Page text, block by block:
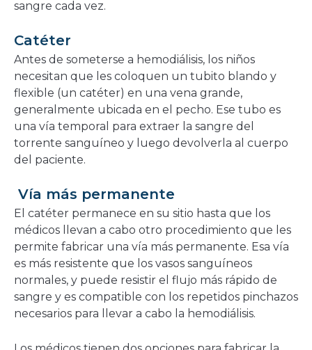
sangre cada vez.
Catéter
Antes de someterse a hemodiálisis, los niños
necesitan que les coloquen un tubito blando y
flexible (un catéter) en una vena grande,
generalmente ubicada en el pecho. Ese tubo es
una vía temporal para extraer la sangre del
torrente sanguíneo y luego devolverla al cuerpo
del paciente.
Vía más permanente
El catéter permanece en su sitio hasta que los
médicos llevan a cabo otro procedimiento que les
permite fabricar una vía más permanente. Esa vía
es más resistente que los vasos sanguíneos
normales, y puede resistir el flujo más rápido de
sangre y es compatible con los repetidos pinchazos
necesarios para llevar a cabo la hemodiálisis.